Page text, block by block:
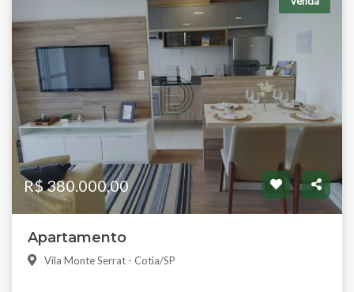
R$ 380.000,00
Apartamento
Vila Monte Serrat - Cotia/SP